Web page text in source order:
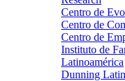
Centro de
Centro de
Centro de
Instituto de
Latinoamérica
Dunning